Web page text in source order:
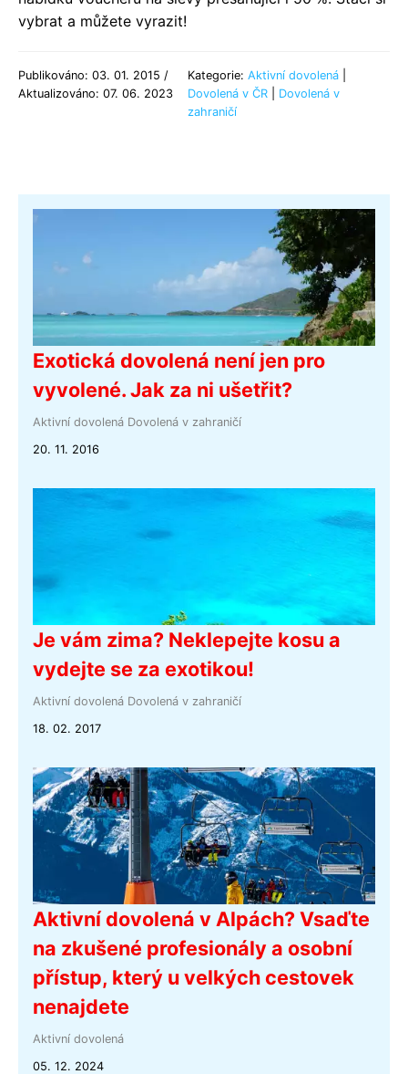
vybrat a můžete vyrazit!
Publikováno: 03. 01. 2015 /
Aktualizováno: 07. 06. 2023
Kategorie:Aktivní dovolená
Dovolená v ČR
Dovolená v
zahraničí
Exotická dovolená není jen pro
vyvolené. Jak za ni ušetřit?
Aktivní dovolená Dovolená v zahraničí
20. 11. 2016
Je vám zima? Neklepejte kosu a
vydejte se za exotikou!
Aktivní dovolená Dovolená v zahraničí
18. 02. 2017
Aktivní dovolená v Alpách? Vsaďte
na zkušené profesionály a osobní
přístup, který u velkých cestovek
nenajdete
Aktivní dovolená
05. 12. 2024